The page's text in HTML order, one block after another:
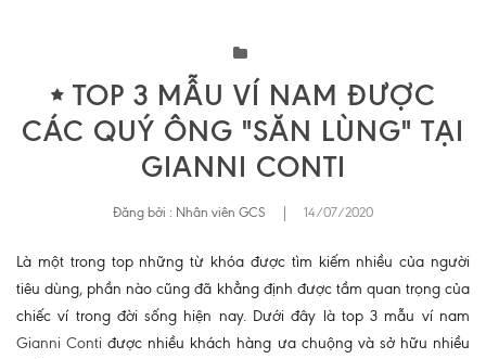
TOP 3 MẪU VÍ NAM ĐƯỢC
CÁC QUÝ ÔNG "SĂN LÙNG" TẠI
GIANNI CONTI
Đăng bởi : Nhân viên GCS 14/07/2020
Là một trong top những từ khóa được tìm kiếm nhiều của người
tiêu dùng, phần nào cũng đã khẳng định được tầm quan trọng của
chiếc ví trong đời sống hiện nay. Dưới đây là top 3 mẫu ví nam
Gianni Conti được nhiều khách hàng ưa chuộng và sở hữu nhiều